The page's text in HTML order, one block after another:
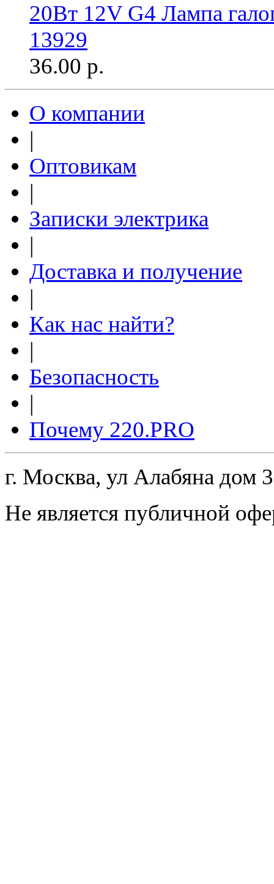
20Вт 12V G4 Лампа
13929
36.00 р.
О компании
|
Оптовикам
|
Записки электрика
|
Доставка и получение
|
Как нас найти?
|
Безопасность
|
Почему 220.PRO
г. Москва, ул Алабяна дом
Не является публичной